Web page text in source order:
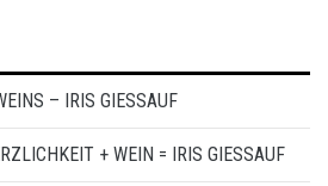
– IRIS GIESSAUF
+ WEIN = IRIS GIESSAUF